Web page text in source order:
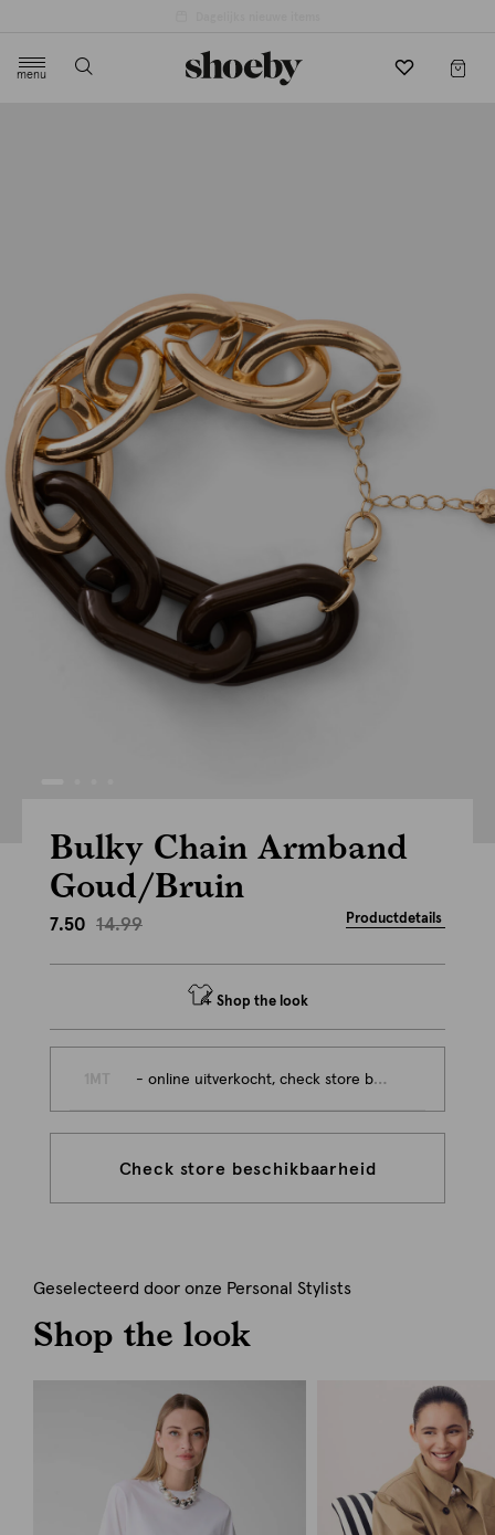
menu
Bulky Chain Armband
Goud/Bruin
7.50 14.99 Productdetails
Shop the look
- online uitverkocht, check store beschikbaarheid
Check store beschikbaarheid
Geselecteerd door onze Personal Stylists
Shop the look